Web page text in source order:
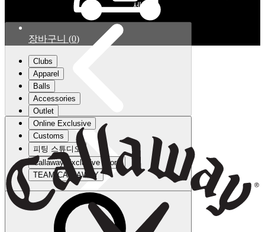
세요.
장바구니 (0)
Clubs
Apparel
Balls
Accessories
Outlet
Online Exclusive
Customs
피팅 스튜디오
Callaway Exclusive Store
TEAM CALLAWAY